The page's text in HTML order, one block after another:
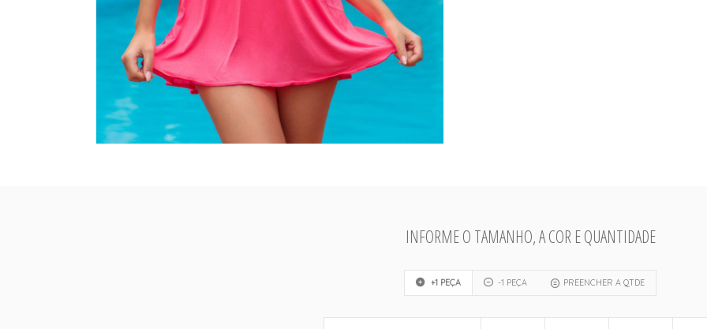
INFORME O TAMANHO, A COR E QUANTIDADE
+1 PEÇA -1 PEÇA PREENCHER A QTDE